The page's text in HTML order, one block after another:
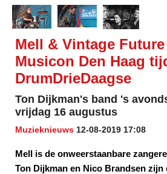
Mell & Vintage
Musicon Den Haag
DrumDrieDaagse
Ton Dijkman's band 's
vrijdag 16 augustus
Muzieknieuws 12-08-2019 17:08
Mell is de onweerstaanbare
Ton Dijkman en Nico Brandsen zijn